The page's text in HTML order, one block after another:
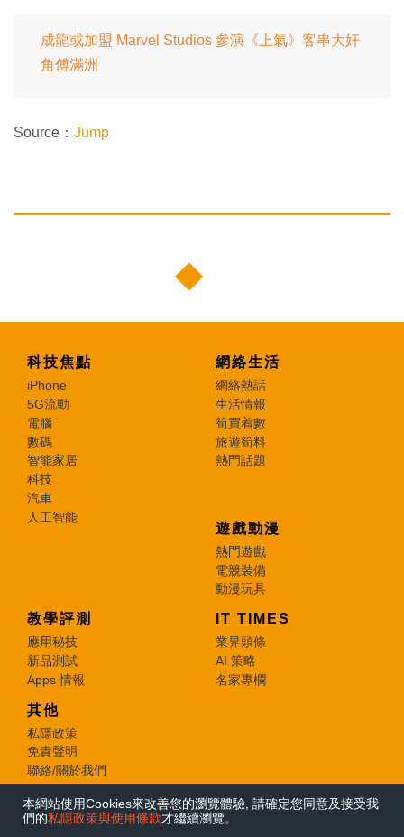
本網站使用Cookies來改善您的瀏覽體驗, 請確定您同意及接受我
們的私隱政策與使用條款才繼續瀏覽。
成龍或加盟 Marvel Studios 參演《上氣》客串大奸
角傅滿洲
Source： Jump
科技焦點
iPhone
5G流動
電腦
數碼
智能家居
科技
汽車
人工智能
網絡生活
網絡熱話
生活情報
筍買着數
旅遊筍料
熱門話題
遊戲動漫
熱門遊戲
電競裝備
動漫玩具
教學評測
應用秘技
新品測試
Apps 情報
IT TIMES
業界頭條
AI 策略
名家專欄
其他
私隱政策
免責聲明
聯絡/關於我們
© 2026 e-zone. All Rights Reserved.